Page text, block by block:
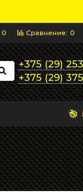
Сравнение: 0
0
+375 (29)
+375 (29)